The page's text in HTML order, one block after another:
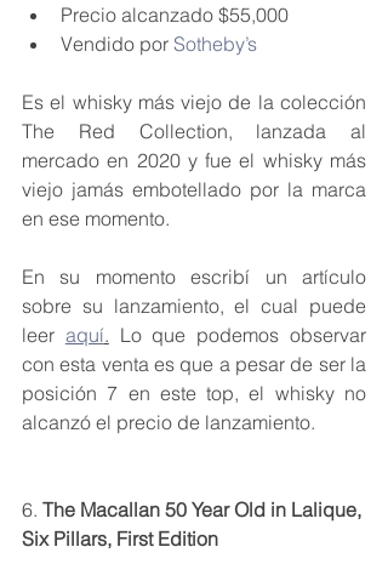
Precio alcanzado $55,000
Vendido por Sotheby’s
Es el whisky más viejo de la colección
The Red Collection, lanzada al
mercado en 2020 y fue el whisky más
viejo jamás embotellado por la marca
en ese momento.
En su momento escribí un artículo
sobre su lanzamiento, el cual puede
leer aquí. Lo que podemos observar
con esta venta es que a pesar de ser la
posición 7 en este top, el whisky no
alcanzó el precio de lanzamiento.
6. The Macallan 50 Year Old in Lalique,
Six Pillars, First Edition